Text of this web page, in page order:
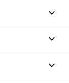


keyboard_arrow_down